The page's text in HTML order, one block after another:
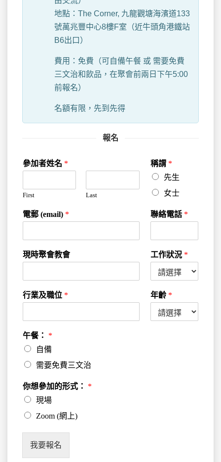
地點：The Corner, 九龍觀塘海濱道133
號萬兆豐中心8樓F室（近牛頭角港鐵站
B6出口）
費用：免費（可自備午餐 或 需要免費
三文治和飲品，在聚會前兩日下午5:00
前報名）
名額有限，先到先得
報名
參加者姓名 *
First Last
稱謂 *
先生
女士
電郵 (email) * 聯絡電話 *
現時聚會教會 工作狀況 *
行業及職位 * 年齡 *
午餐： *
自備
需要免費三文治
你想參加的形式： *
現場
Zoom (網上)
我要報名